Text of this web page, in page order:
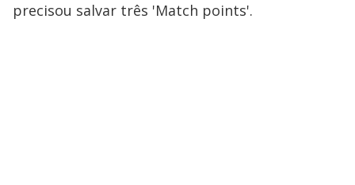
precisou salvar três 'Match points'.